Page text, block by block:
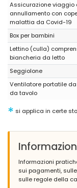
Assicurazione viaggio
annullamento con
malattia da Covid-19
Box per bambini
Lettino (culla)
biancheria da letto
Seggiolone
Ventilatore portatile
da tavolo
* si applica in certe
Informazioni
sui pagamenti,
sulle regole della